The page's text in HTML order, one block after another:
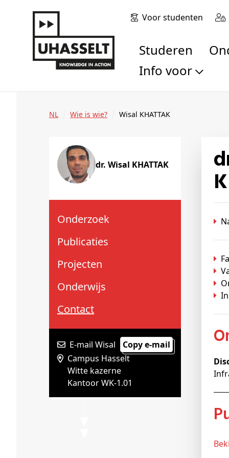
Voor studenten
Studeren
Info voor
Toekomstige
Studenten
Bedrijven en
Scholen en
Medewerkers
NL Wie is wie? Wisal KHATTAK
dr. Wisal KHATTAK
Onderzoek
Publicaties
Projecten
Onderwijs
Contact
E-mail Wisal
Copy e-mail
Campus Hasselt
Witte kazerne
Kantoor WK-1.01
dr. Muhammad Wisal (Wisal)